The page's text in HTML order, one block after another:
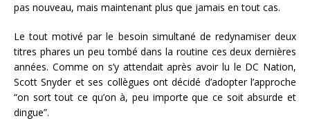
pas nouveau, mais maintenant plus que jamais en tout cas.
Le tout motivé par le besoin simultané de redynamiser deux
titres phares un peu tombé dans la routine ces deux dernières
années. Comme on s’y attendait après avoir lu le DC Nation,
Scott Snyder et ses collègues ont décidé d’adopter l’approche
“on sort tout ce qu’on à, peu importe que ce soit absurde et
dingue”.